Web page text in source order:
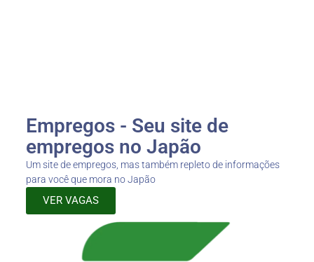
Empregos - Seu site de
empregos no Japão
Um site de empregos, mas também repleto de informações
para você que mora no Japão
VER VAGAS